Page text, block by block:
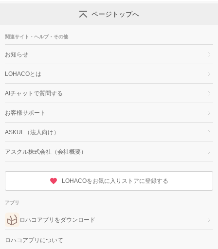
ページトップへ
関連サイト・ヘルプ・その他
お知らせ
LOHACOとは
AIチャットで質問する
お客様サポート
ASKUL（法人向け）
アスクル株式会社（会社概要）
LOHACOをお気に入りストアに登録する
アプリ
ロハコアプリをダウンロード
ロハコアプリについて